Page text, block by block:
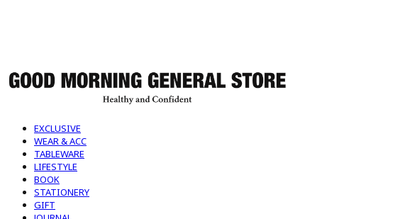
EXCLUSIVE
WEAR & ACC
TABLEWARE
LIFESTYLE
BOOK
STATIONERY
GIFT